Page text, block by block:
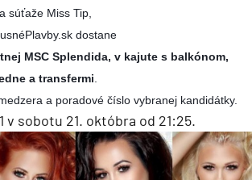
súťaže Miss Tip,
dostane
MSC Splendida, v kajute s balkónom,
a transfermi.
a poradové číslo vybranej kandidátky.
v sobotu 21. októbra od 21:25.